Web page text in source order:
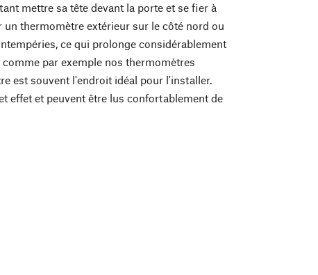
mettre sa tête devant la porte et se fier à
thermomètre extérieur sur le côté nord ou
ce qui prolonge considérablement
par exemple nos thermomètres
est souvent l'endroit idéal pour l'installer.
effet et peuvent être lus confortablement de